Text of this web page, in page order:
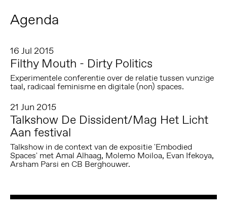
Agenda
16 Jul 2015
Filthy Mouth - Dirty Politics
Experimentele conferentie over de relatie tussen vunzige
taal, radicaal feminisme en digitale (non) spaces.
21 Jun 2015
Talkshow De Dissident/Mag Het Licht
Aan festival
Talkshow in de context van de expositie 'Embodied
Spaces' met Amal Alhaag, Molemo Moiloa, Evan Ifekoya,
Arsham Parsi en CB Berghouwer.